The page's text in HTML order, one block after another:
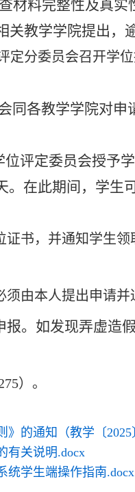
材料完整性及真
关教学学院提出，
定分委员会召开学
同各教学学院对申
评定委员会授予
。在此期间，学生
书，并通知学生领
须由本人提出申请
报。如发现弄虚造
）。
的通知（教学〔2025
有关说明.docx
统学生端操作指南.docx